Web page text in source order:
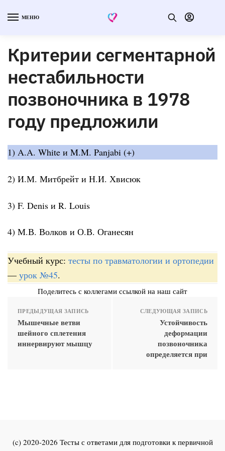
МЕНЮ
Критерии сегментарной
нестабильности
позвоночника в 1978
году предложили
1) A.A. White и M.M. Panjabi (+)
2) И.М. Митбрейт и Н.И. Хвисюк
3) F. Denis и R. Louis
4) М.В. Волков и О.В. Оганесян
Учебный курс: тесты по травматологии и ортопедии
— урок №45.
Поделитесь с коллегами ссылкой на наш сайт
ПРЕДЫДУЩАЯ ЗАПИСЬ
Мышечные ветви
шейного сплетения
иннервируют мышцу
СЛЕДУЮЩАЯ ЗАПИСЬ
Устойчивость
деформации
позвоночника
определяется при
(c) 2020-2026 Тесты с ответами для подготовки к первичной